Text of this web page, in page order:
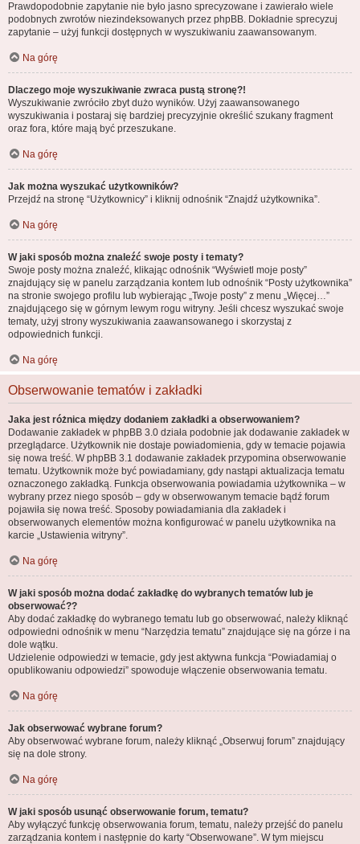
Prawdopodobnie zapytanie nie było jasno sprecyzowane i zawierało wiele
podobnych zwrotów niezindeksowanych przez phpBB. Dokładnie sprecyzuj
zapytanie – użyj funkcji dostępnych w wyszukiwaniu zaawansowanym.
Na górę
Dlaczego moje wyszukiwanie zwraca pustą stronę?!
Wyszukiwanie zwróciło zbyt dużo wyników. Użyj zaawansowanego
wyszukiwania i postaraj się bardziej precyzyjnie określić szukany fragment
oraz fora, które mają być przeszukane.
Na górę
Jak można wyszukać użytkowników?
Przejdź na stronę “Użytkownicy” i kliknij odnośnik “Znajdź użytkownika”.
Na górę
W jaki sposób można znaleźć swoje posty i tematy?
Swoje posty można znaleźć, klikając odnośnik “Wyświetl moje posty”
znajdujący się w panelu zarządzania kontem lub odnośnik “Posty użytkownika”
na stronie swojego profilu lub wybierając „Twoje posty” z menu „Więcej…”
znajdującego się w górnym lewym rogu witryny. Jeśli chcesz wyszukać swoje
tematy, użyj strony wyszukiwania zaawansowanego i skorzystaj z
odpowiednich funkcji.
Na górę
Obserwowanie tematów i zakładki
Jaka jest różnica między dodaniem zakładki a obserwowaniem?
Dodawanie zakładek w phpBB 3.0 działa podobnie jak dodawanie zakładek w
przeglądarce. Użytkownik nie dostaje powiadomienia, gdy w temacie pojawia
się nowa treść. W phpBB 3.1 dodawanie zakładek przypomina obserwowanie
tematu. Użytkownik może być powiadamiany, gdy nastąpi aktualizacja tematu
oznaczonego zakładką. Funkcja obserwowania powiadamia użytkownika – w
wybrany przez niego sposób – gdy w obserwowanym temacie bądź forum
pojawiła się nowa treść. Sposoby powiadamiania dla zakładek i
obserwowanych elementów można konfigurować w panelu użytkownika na
karcie „Ustawienia witryny”.
Na górę
W jaki sposób można dodać zakładkę do wybranych tematów lub je
obserwować??
Aby dodać zakładkę do wybranego tematu lub go obserwować, należy kliknąć
odpowiedni odnośnik w menu “Narzędzia tematu” znajdujące się na górze i na
dole wątku.
Udzielenie odpowiedzi w temacie, gdy jest aktywna funkcja “Powiadamiaj o
opublikowaniu odpowiedzi” spowoduje włączenie obserwowania tematu.
Na górę
Jak obserwować wybrane forum?
Aby obserwować wybrane forum, należy kliknąć „Obserwuj forum” znajdujący
się na dole strony.
Na górę
W jaki sposób usunąć obserwowanie forum, tematu?
Aby wyłączyć funkcję obserwowania forum, tematu, należy przejść do panelu
zarządzania kontem i następnie do karty “Obserwowane”. W tym miejscu